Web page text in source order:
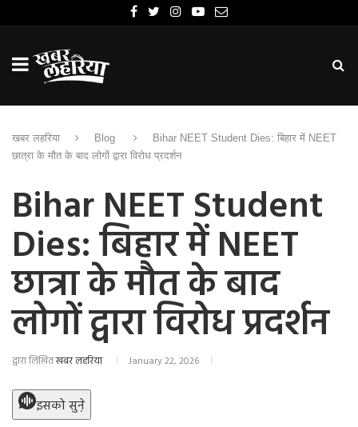
खबर लहरिया Blog
Bihar NEET Student Dies: बिहार में NEET
छात्रा के मौत के बाद लोगों द्वारा विरोध प्रदर्शन
Bihar NEET Student
Dies: बिहार में NEET
छात्रा के मौत के बाद
लोगों द्वारा विरोध प्रदर्शन
द्वारा लिखितखबर लहरिया January 22, 2026
इसको सुने़